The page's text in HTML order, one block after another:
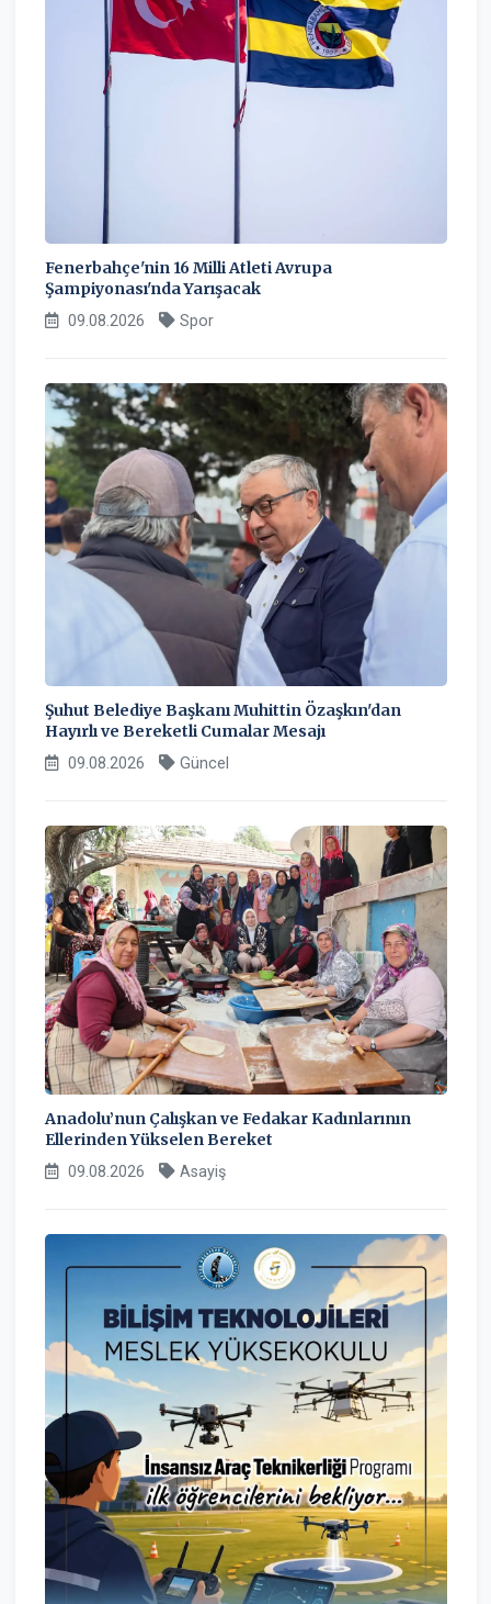
Fenerbahçe'nin 16 Milli Atleti Avrupa
Şampiyonası'nda Yarışacak
09.08.2026 Spor
Şuhut Belediye Başkanı Muhittin Özaşkın'dan
Hayırlı ve Bereketli Cumalar Mesajı
09.08.2026 Güncel
Anadolu’nun Çalışkan ve Fedakar Kadınlarının
Ellerinden Yükselen Bereket
09.08.2026 Asayiş